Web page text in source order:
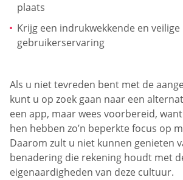
plaats
Krijg een indrukwekkende en veilige
gebruikerservaring
Als u niet tevreden bent met de
kunt u op zoek gaan naar een
een app, maar wees voorbereid,
hen hebben zo’n beperkte focus op
Daarom zult u niet kunnen genieten
benadering die rekening houdt met
eigenaardigheden van deze cultuur.